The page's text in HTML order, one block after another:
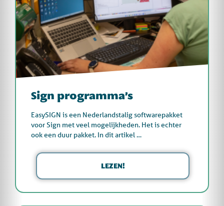
Sign programma’s
EasySIGN is een Nederlandstalig softwarepakket
voor Sign met veel mogelijkheden. Het is echter
ook een duur pakket. In dit artikel …
LEZEN!